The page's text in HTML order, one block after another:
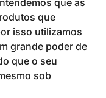
que as
que
isso utilizamos
grande poder de
que o seu
sob